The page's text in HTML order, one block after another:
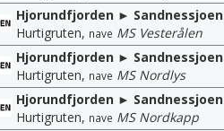
Hjorundfjorden ► Sandnessjoen
Hurtigruten, nave MS Vesterålen
Hjorundfjorden ► Sandnessjoen
Hurtigruten, nave MS Nordlys
Hjorundfjorden ► Sandnessjoen
Hurtigruten, nave MS Nordkapp